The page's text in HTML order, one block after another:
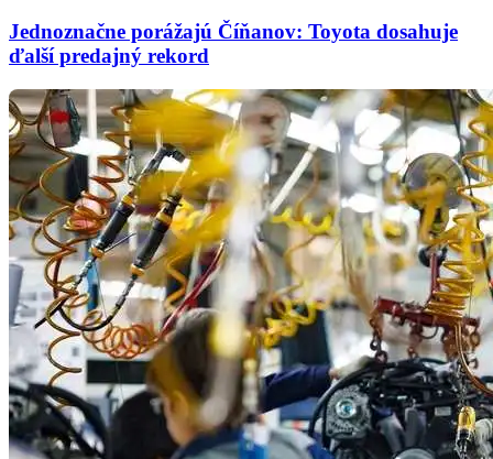
Jednoznačne porážajú Číňanov: Toyota dosahuje
ďalší predajný rekord